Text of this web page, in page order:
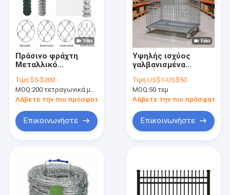
Πράσινο φράχτη
Μεταλλικό
Φράχτη 30 * 30MM
Τυφαντό φράχτη
αλυσίδας σύνδεσης
Τιμή:$5-$200
MOQ:200 τετραγωνικά μέτρα
Λάβετε την πιο πρόσφατη τιμή
Επικοινωνήστε
Υψηλής ισχύος
γαλβανισμένα
συσσωρευτικά
συρματόπλεγμα
πλέγμα παλέτα
αποθήκευση και
μεταφορά
Τιμή:US$1-US$50
MOQ:50 τεμ
Λάβετε την πιο πρόσφατη
Επικοινωνήστε